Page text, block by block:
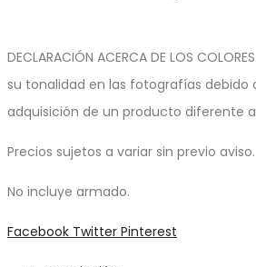
DECLARACIÓN ACERCA DE LOS
su tonalidad en las fotografías debido
adquisición de un producto diferente
Precios sujetos a variar sin previo aviso.
No incluye armado.
Share
Facebook Twitter Pinterest